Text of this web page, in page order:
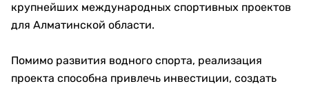
крупнейших международных спортивных проектов
для Алматинской области.
Помимо развития водного спорта, реализация
проекта способна привлечь инвестиции, создать